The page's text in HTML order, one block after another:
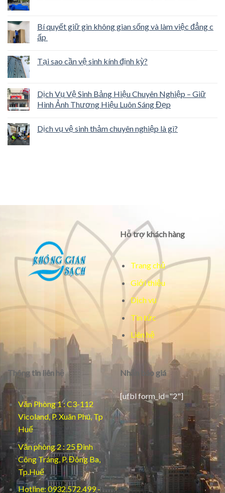
Bí quyết giữ gìn không gian sống và làm việc đẳng c
ấp
Tại sao cần vệ sinh kính định kỳ?
Dịch Vụ Vệ Sinh Bảng Hiệu Chuyên Nghiệp – Giữ
Hình Ảnh Thương Hiệu Luôn Sáng Đẹp
Dịch vụ vệ sinh thảm chuyên nghiệp là gì?
Hỗ trợ khách hàng
Trang chủ
Giới thiệu
Dịch vụ
Tin tức
Liên hệ
Thông tin liên hệ
Văn Phòng 1 : C3-112
Vicoland, P. Xuân Phú, Tp
Huế
Văn phòng 2 : 25 Đinh
Công Tráng, P. Đông Ba,
Tp.Huế
Hotline: 0932.572.499 -
Nhận báo giá
[ufbl form_id="2"]